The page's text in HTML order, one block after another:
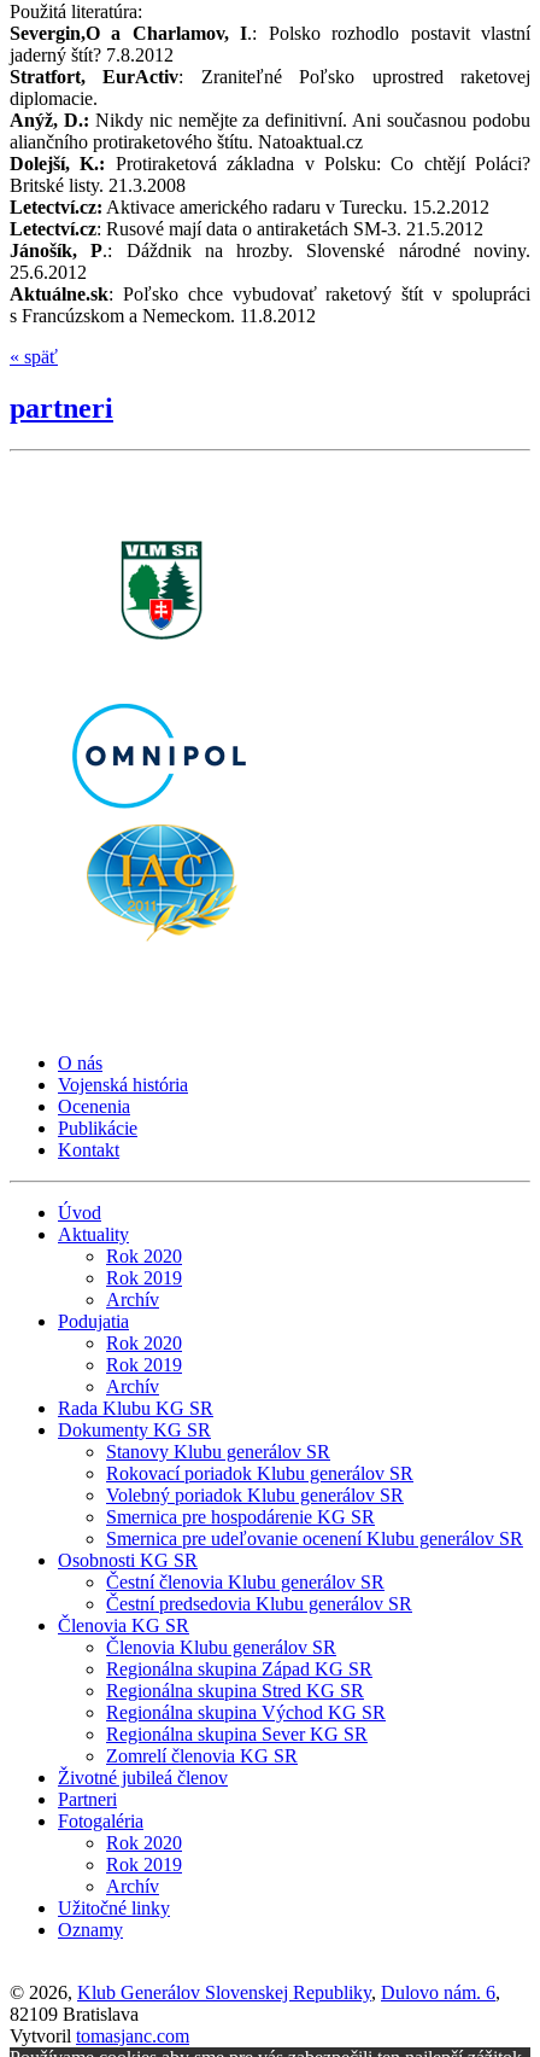
Použitá literatúra:
Severgin,O a Charlamov, I.: Polsko rozhodlo postavit vlastní
jaderný štít? 7.8.2012
Stratfort, EurActiv: Zraniteľné Poľsko uprostred raketovej
diplomacie.
Anýž, D.: Nikdy nic nemějte za definitivní. Ani současnou podobu
aliančního protiraketového štítu. Natoaktual.cz
Dolejší, K.: Protiraketová základna v Polsku: Co chtějí Poláci?
Britské listy. 21.3.2008
Letectví.cz: Aktivace amerického radaru v Turecku. 15.2.2012
Letectví.cz: Rusové mají data o antiraketách SM-3. 21.5.2012
Jánošík, P.: Dáždnik na hrozby. Slovenské národné noviny.
25.6.2012
Aktuálne.sk: Poľsko chce vybudovať raketový štít v spolupráci
s Francúzskom a Nemeckom. 11.8.2012
« späť
partneri
O nás
Vojenská história
Ocenenia
Publikácie
Kontakt
Úvod
Aktuality
Rok 2020
Rok 2019
Archív
Podujatia
Rok 2020
Rok 2019
Archív
Rada Klubu KG SR
Dokumenty KG SR
Stanovy Klubu generálov SR
Rokovací poriadok Klubu generálov SR
Volebný poriadok Klubu generálov SR
Smernica pre hospodárenie KG SR
Smernica pre udeľovanie ocenení Klubu generálov SR
Osobnosti KG SR
Čestní členovia Klubu generálov SR
Čestní predsedovia Klubu generálov SR
Členovia KG SR
Členovia Klubu generálov SR
Regionálna skupina Západ KG SR
Regionálna skupina Stred KG SR
Regionálna skupina Východ KG SR
Regionálna skupina Sever KG SR
Zomrelí členovia KG SR
Životné jubileá členov
Partneri
Fotogaléria
Rok 2020
Rok 2019
Archív
Užitočné linky
Oznamy
© 2026, Klub Generálov Slovenskej Republiky, Dulovo nám. 6,
82109 Bratislava
Vytvoril tomasjanc.com